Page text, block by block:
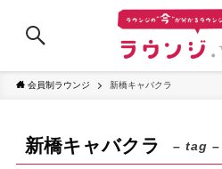
会員制ラウンジ 新橋キャバクラ
新橋キャバクラ – tag –